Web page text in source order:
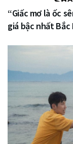
“Giấc mơ là ốc
giá bậc nhất Bắc